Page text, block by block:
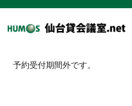
予約受付期間外です。